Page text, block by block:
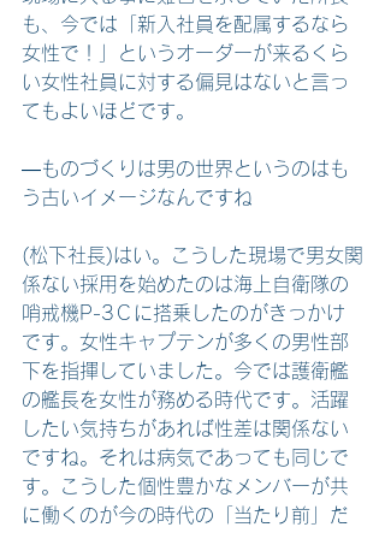
も、今では「新入社員を配属するなら
女性で！」というオーダーが来るくら
い女性社員に対する偏見はないと言っ
てもよいほどです。
―ものづくりは男の世界というのはも
う古いイメージなんですね
(松下社長)はい。こうした現場で男女関
係ない採用を始めたのは海上自衛隊の
哨戒機P-3Ｃに搭乗したのがきっかけ
です。女性キャプテンが多くの男性部
下を指揮していました。今では護衛艦
の艦長を女性が務める時代です。活躍
したい気持ちがあれば性差は関係ない
ですね。それは病気であっても同じで
す。こうした個性豊かなメンバーが共
に働くのが今の時代の「当たり前」だ